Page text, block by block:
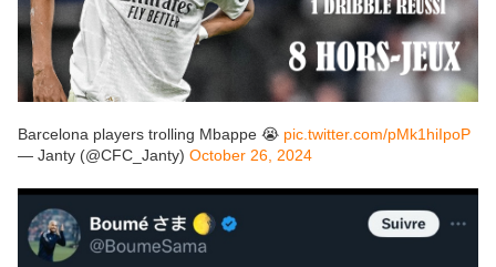
Barcelona players trolling Mbappe 😭 pic.twitter.com/pMk1hiIpoP
— Janty (@CFC_Janty) October 26, 2024